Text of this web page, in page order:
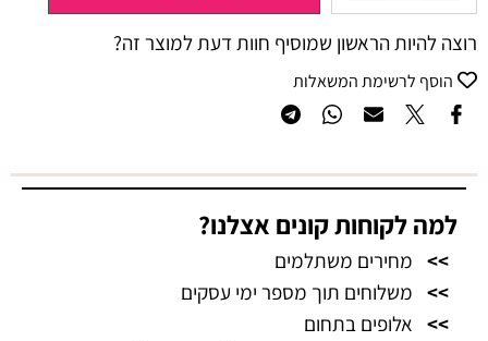
רוצה להיות הראשון שמוסיף חוות דעת למוצר זה?
הוסף לרשימת המשאלות
למה לקוחות קונים אצלנו?
>> מחירים משתלמים
>> משלוחים תוך מספר ימי עסקים
>> אלופים בתחום